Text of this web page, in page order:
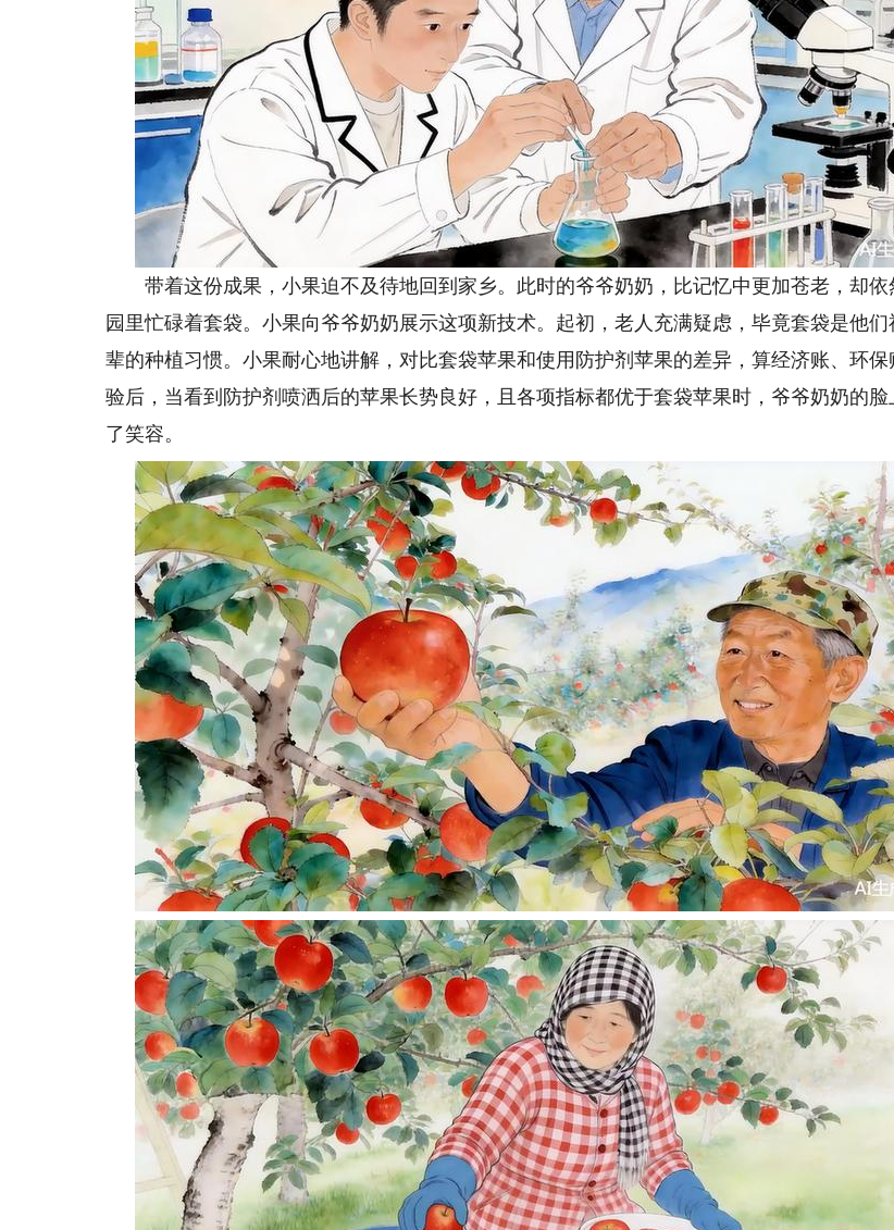
带着这份成果，小果迫不及待地回到家乡。此时的爷爷奶奶，比记忆中更加苍老，却依
园里忙碌着套袋。小果向爷爷奶奶展示这项新技术。起初，老人充满疑虑，毕竟套袋是他们
辈的种植习惯。小果耐心地讲解，对比套袋苹果和使用防护剂苹果的差异，算经济账、环保
验后，当看到防护剂喷洒后的苹果长势良好，且各项指标都优于套袋苹果时，爷爷奶奶的脸
了笑容。